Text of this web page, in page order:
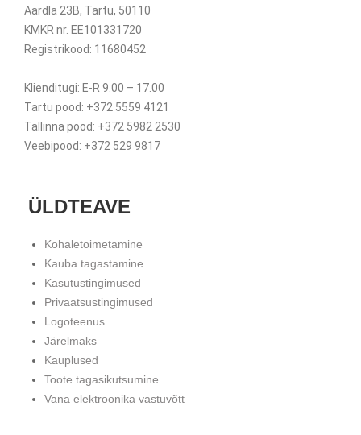
Aardla 23B, Tartu, 50110
KMKR nr. EE101331720
Registrikood: 11680452
Klienditugi: E-R 9.00 – 17.00
Tartu pood: +372 5559 4121
Tallinna pood: +372 5982 2530
Veebipood: +372 529 9817
ÜLDTEAVE
Kohaletoimetamine
Kauba tagastamine
Kasutustingimused
Privaatsustingimused
Logoteenus
Järelmaks
Kauplused
Toote tagasikutsumine
Vana elektroonika vastuvõtt